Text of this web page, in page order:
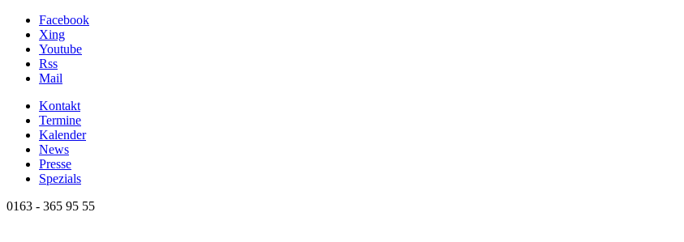
Facebook
Xing
Youtube
Rss
Mail
Kontakt
Termine
Kalender
News
Presse
Spezials
0163 - 365 95 55